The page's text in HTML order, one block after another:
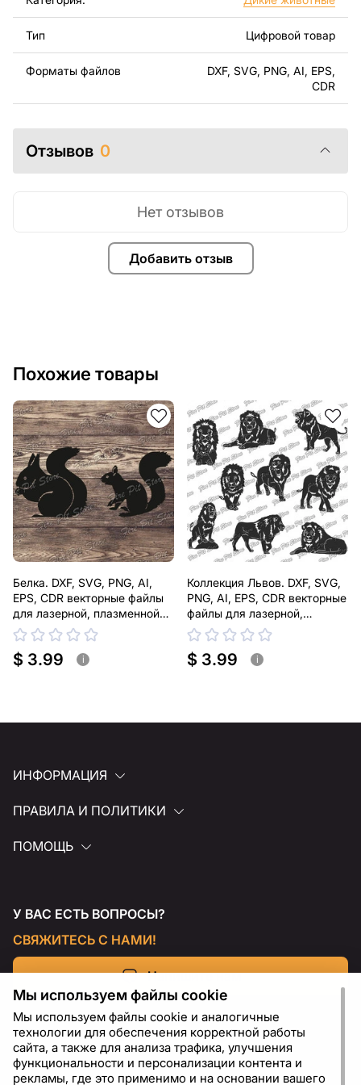
Используя файлы, листовой металл и оборудование
изделие самостоятельно. Чертежи созданы с учетом
могли наслаждаться процессом работы над вашим
Вы можете использовать файлы для создания
готовых изделий как для личного, так и для
коммерческого использования, включая продажу
Подчеркиваем, что перепродажа и распространение
этих оригинальных или отредактированных файлов
За дополнительную плату мы можем добавить любой
с нами.
Если у вас остались вопросы или вам нужна помощь,
свяжитесь с нами в любое время, мы всегда готовы
помочь.
Тип Цифровой товар
Форматы файлов
DXF, SVG, PNG, AI, EPS,
CDR
Отзывов 0
Добавить отзыв
Нет отзывов
Похожие товары
Белка. DXF, SVG, PNG, AI,
EPS, CDR векторные файлы
для лазерной, плазменной
резки
$ 3.99 i
Коллекция Львов. DXF, SVG,
PNG, AI, EPS, CDR векторные
файлы для лазерной,
плазменной резки
$ 3.99 i
ИНФОРМАЦИЯ
ПРАВИЛА И ПОЛИТИКИ
ПОМОЩЬ
У ВАС ЕСТЬ ВОПРОСЫ?
СВЯЖИТЕСЬ С НАМИ!
Напишите нам
Мы используем файлы cookie
Мы используем файлы cookie и аналогичные
технологии для обеспечения корректной работы
сайта, а также для анализа трафика, улучшения
функциональности и персонализации контента и
рекламы, где это применимо и на основании вашего